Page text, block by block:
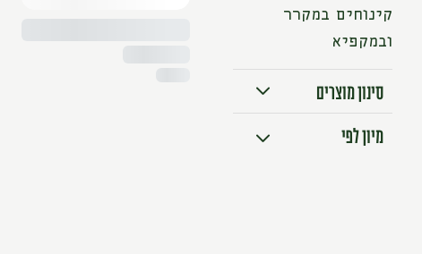
קינוחים במקרר
ובמקפיא
סינון מוצרים
מיון לפי